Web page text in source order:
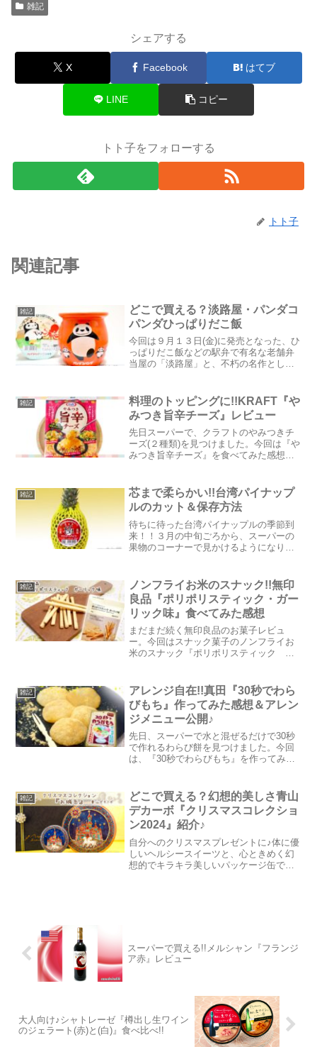
雑記
シェアする
X Facebook はてブ
LINE コピー
トト子をフォローする
トト子
関連記事
雑記
どこで買える？淡路屋・パンダコ
パンダひっぱりだこ飯
今回は９月１３日(金)に発売となった、ひ
っぱりだこ飯などの駅弁で有名な老舗弁
当屋の「淡路屋」と、不朽の名作として
『淡路屋・パンダコパンダひっぱりだこ
飯』を紹介したいと思い...
雑記
料理のトッピングに!!KRAFT『や
みつき旨辛チーズ』レビュー
先日スーパーで、クラフトのやみつきチ
ーズ(２種類)を見つけました。今回は『や
みつき旨辛チーズ』を食べてみた感想
っぽいですが、料理にかけるだけの新感
覚のフレーバーシュレッ...
雑記
芯まで柔らかい!!台湾パイナップ
ルのカット＆保存方法
待ちに待った台湾パイナップルの季節到
来！！３月の中旬ごろから、スーパーの
果物のコーナーで見かけるようになりま
で、すっかりハマりました。この近年、
日本のスーパーに並ぶよう...
雑記
ノンフライお米のスナック!!無印
良品『ポリポリスティック・ガー
リック味』食べてみた感想
まだまだ続く無印良品のお菓子レビュ
ー。今回はスナック菓子のノンフライお
米のスナック『ポリポリスティック ガ
ティック ガーリック味】内容量：30g販
売価格：180円(税込...
雑記
アレンジ自在!!真田『30秒でわら
びもち』作ってみた感想＆アレン
ジメニュー公開♪
先日、スーパーで水と混ぜるだけで30秒
で作れるわらび餅を見つけました。今回
は、『30秒でわらびもち』を作ってみた
一緒に紹介したいと思います。わらびも
ちの作り方はとても簡...
雑記
どこで買える？幻想的美しさ青山
デカーボ『クリスマスコレクショ
ン2024』紹介♪
自分へのクリスマスプレゼントに♪体に優
しいヘルシースイーツと、心ときめく幻
想的でキラキラ美しいパッケージ缶で有
スーパーで買える!!メルシャン『フランジ
ア赤』レビュー
大人向け♪シャトレーゼ『樽出し生ワイン
のジェラート(赤)と(白)』食べ比べ!!